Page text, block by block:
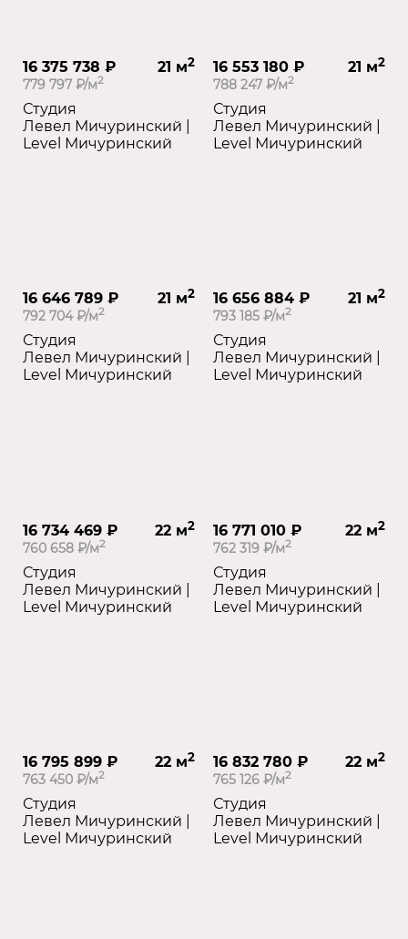
16 375 738 ₽ 21 м2
779 797 ₽/м2
Студия
Левел Мичуринский |
Level Мичуринский
16 553 180 ₽ 21 м2
788 247 ₽/м2
Студия
Левел Мичуринский |
Level Мичуринский
16 646 789 ₽ 21 м2
792 704 ₽/м2
Студия
Левел Мичуринский |
Level Мичуринский
16 656 884 ₽ 21 м2
793 185 ₽/м2
Студия
Левел Мичуринский |
Level Мичуринский
16 734 469 ₽ 22 м2
760 658 ₽/м2
Студия
Левел Мичуринский |
Level Мичуринский
16 771 010 ₽ 22 м2
762 319 ₽/м2
Студия
Левел Мичуринский |
Level Мичуринский
16 795 899 ₽ 22 м2
763 450 ₽/м2
Студия
Левел Мичуринский |
Level Мичуринский
16 832 780 ₽ 22 м2
765 126 ₽/м2
Студия
Левел Мичуринский |
Level Мичуринский